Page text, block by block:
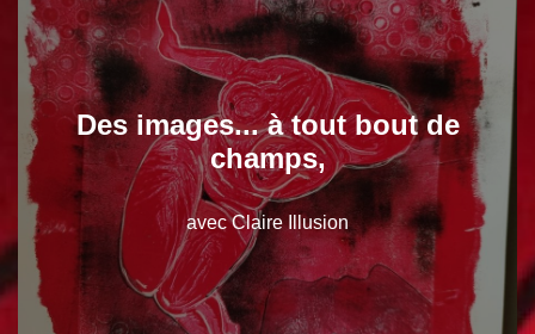
Des images... à tout bout de
champs,
avec Claire Illusion